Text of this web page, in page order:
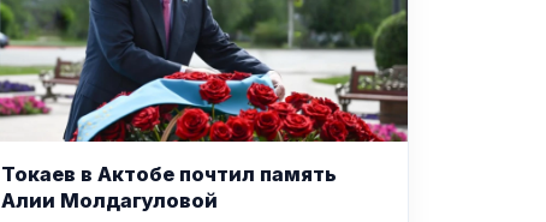
Токаев в Актобе почтил память
Алии Молдагуловой